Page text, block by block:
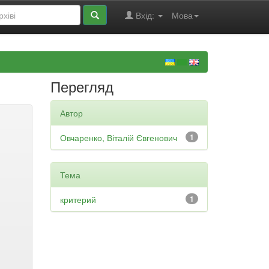
Мова
Вхід:
Перегляд
Автор
1
Овчаренко, Віталій Євгенович
Тема
1
критерий